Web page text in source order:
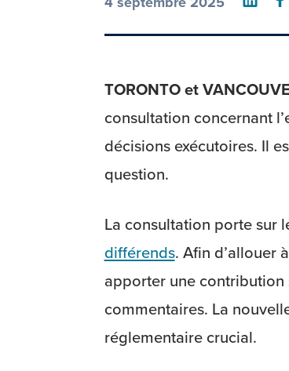
TORONTO et
consultation concernant
décisions exécutoires. Il
question.
La consultation porte sur
différends. Afin d’allouer
apporter une
commentaires. La
réglementaire crucial.